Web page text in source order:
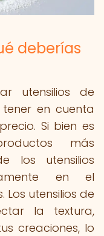
deberías
utensilios de
en cuenta
Si bien es
más
los utensilios
en el
utensilios de
la textura,
creaciones, lo